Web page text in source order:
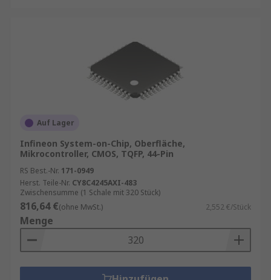
von Anwendungen eingesetzt, von
Infotainmentsystemen bis hin zu
Fahrerassistenzsystemen. Sie bieten die
notwendige Rechenleistung und
Anforderungen moderner Fahrzeuge zu
Medizintechnik: In der Medizintechnik
werden SoCs in tragbaren Diagnosegeräten,
Überwachungsgeräten und anderen
medizinischen Anwendungen eingesetzt.
Sie ermöglichen kompakte und
leistungsfähige Lösungen, die eine präzise
und zuverlässige Überwachung und
Diagnose ermöglichen.
Auf Lager
Infineon System-on-Chip, Oberfläche,
Mikrocontroller, CMOS, TQFP, 44-Pin
RS Best.-Nr. 171-0949
Herst. Teile-Nr. CY8C4245AXI-483
Zwischensumme (1 Schale mit 320 Stück)
816,64 €(ohne MwSt.) 2,552 €/Stück
Menge